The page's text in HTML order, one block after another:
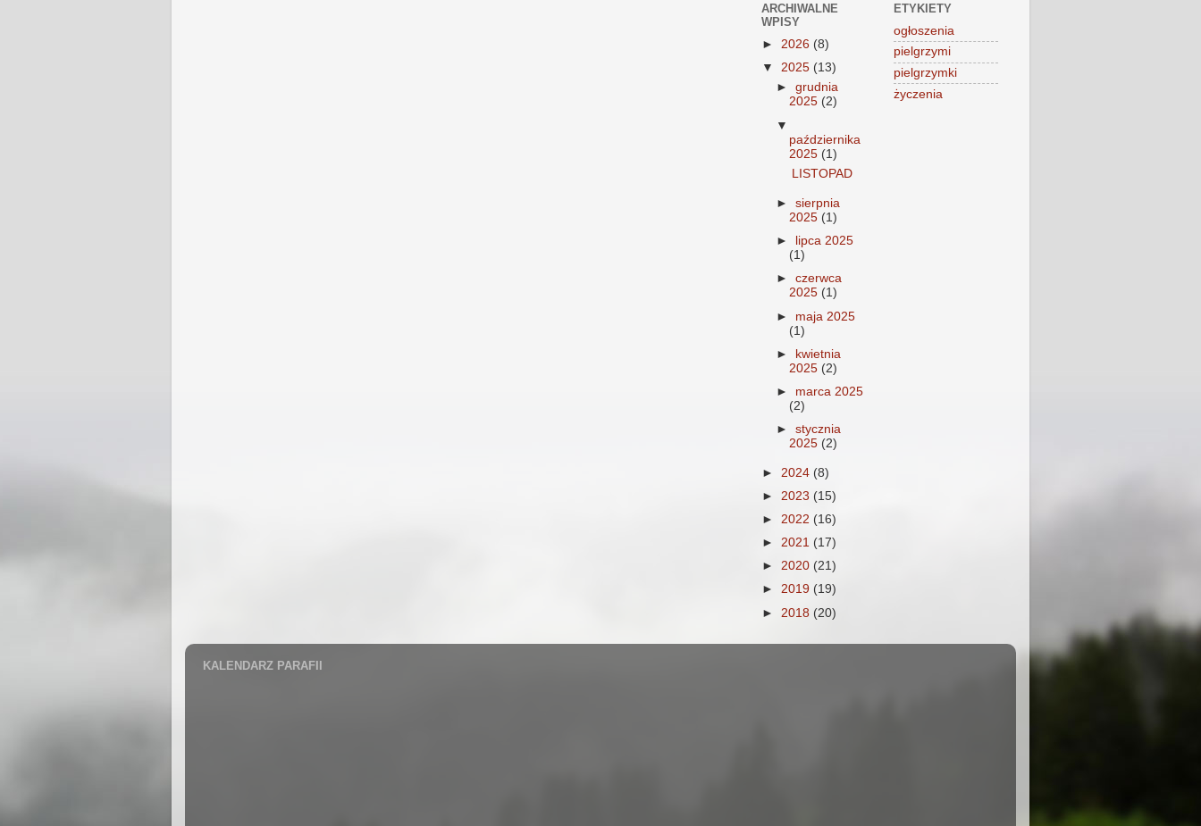
ARCHIWALNE
WPISY
► 2026 (8)
▼ 2025 (13)
►grudnia
2025 (2)
▼
października
2025 (1)
LISTOPAD
►sierpnia
2025 (1)
►
lipca 2025
(1)
►czerwca
2025 (1)
► maja 2025
(1)
► kwietnia
2025 (2)
► marca 2025
(2)
►stycznia
2025 (2)
► 2024 (8)
► 2023 (15)
► 2022 (16)
► 2021 (17)
► 2020 (21)
► 2019 (19)
► 2018 (20)
ETYKIETY
ogłoszenia
pielgrzymi
pielgrzymki
życzenia
KALENDARZ PARAFII